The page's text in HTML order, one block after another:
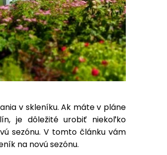
v skleníku. Ak máte v pláne
je dôležité urobiť niekoľko
sezónu. V tomto článku vám
na novú sezónu.